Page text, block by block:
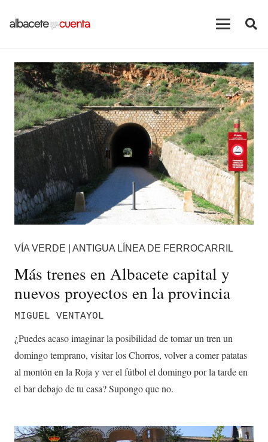
VÍA VERDE | ANTIGUA LÍNEA DE FERROCARRIL
Más trenes en Albacete capital y
nuevos proyectos en la provincia
MIGUEL VENTAYOL
¿Puedes acaso imaginar la posibilidad de tomar un tren un
domingo temprano, visitar los Chorros, volver a comer patatas
al montón en la Roja y ver el fútbol el domingo por la tarde en
el bar debajo de tu casa? Supongo que no.